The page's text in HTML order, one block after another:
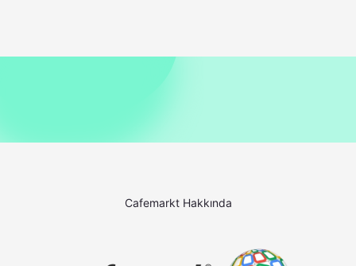
Cafemarkt Hakkında